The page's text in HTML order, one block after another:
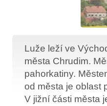
Luže leží ve
města Chrudim.
pahorkatiny.
od města je oblast
V jižní části města